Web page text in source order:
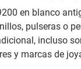
en blanco
pulseras o
incluso
y marcas de